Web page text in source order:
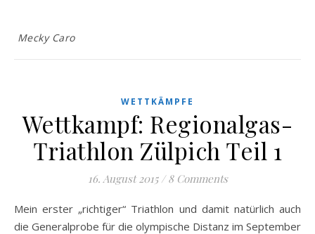
Mecky Caro
WETTKÄMPFE
Wettkampf: Regionalgas-
Triathlon Zülpich Teil 1
16. August 2015 / 8 Comments
Mein erster „richtiger“ Triathlon und damit natürlich auch
die Generalprobe für die olympische Distanz im September